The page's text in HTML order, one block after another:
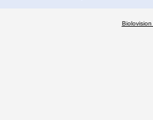
Biolovision